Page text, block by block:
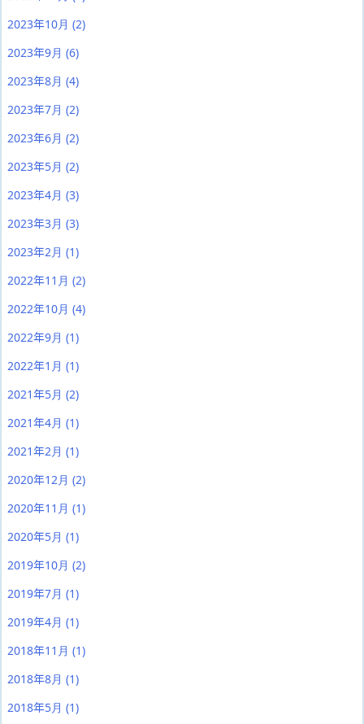
2023年10月 (2)
2023年9月 (6)
2023年8月 (4)
2023年7月 (2)
2023年6月 (2)
2023年5月 (2)
2023年4月 (3)
2023年3月 (3)
2023年2月 (1)
2022年11月 (2)
2022年10月 (4)
2022年9月 (1)
2022年1月 (1)
2021年5月 (2)
2021年4月 (1)
2021年2月 (1)
2020年12月 (2)
2020年11月 (1)
2020年5月 (1)
2019年10月 (2)
2019年7月 (1)
2019年4月 (1)
2018年11月 (1)
2018年8月 (1)
2018年5月 (1)